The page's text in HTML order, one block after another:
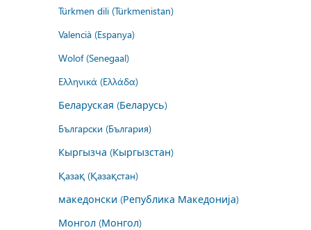
Türkmen dili (Türkmenistan)
Valencià (Espanya)
Wolof (Senegaal)
Ελληνικά (Ελλάδα)
Беларуская (Беларусь)
Български (България)
Кыргызча (Кыргызстан)
Қазақ (Қазақстан)
македонски (Република Македонија)
Монгол (Монгол)